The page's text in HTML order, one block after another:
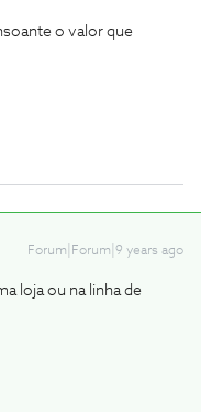
o valor que
Forum|Forum|9 years ago
loja ou na linha de